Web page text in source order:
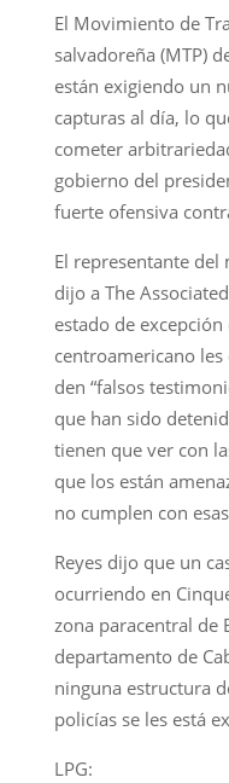
El Movimiento de
salvadoreña (MTP)
están exigiendo un
capturas al día, lo
cometer
gobierno del
fuerte ofensiva
El representante
dijo a The
estado de
centroamericano les
den “falsos
que han sido
tienen que ver con
que los están
no cumplen con
Reyes dijo que un
ocurriendo en
zona paracentral de
departamento de
ninguna estructura
policías se les está
LPG: